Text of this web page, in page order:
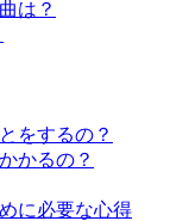
は？
をするの？
かるの？
に必要な心得